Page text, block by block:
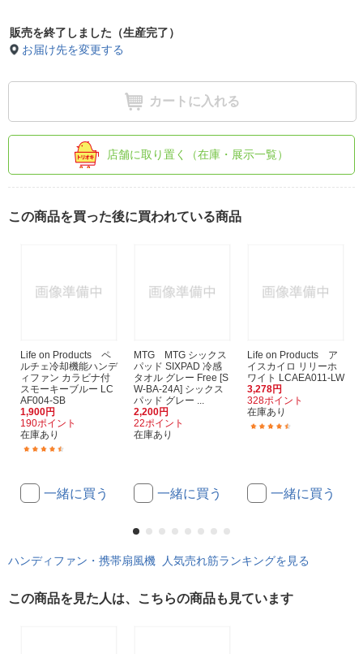
販売を終了しました（生産完了）
お届け先を変更する
カートに入れる
店舗に取り置く（在庫・展示一覧）
この商品を買った後に買われている商品
Life on Products ペ
ルチェ冷却機能ハンデ
ィファン カラビナ付
スモーキーブルー LC
AF004-SB
1,900円
190ポイント
在庫あり
一緒に買う
MTG MTG シックス
パッド SIXPAD 冷感
タオル グレー Free [S
W-BA-24A] シックス
パッド グレー ...
2,200円
22ポイント
在庫あり
一緒に買う
Life on Products ア
イスカイロ リリーホ
ワイト LCAEA011-LW
3,278円
328ポイント
在庫あり
一緒に買う
ハンディファン・携帯扇風機 人気売れ筋ランキングを見る
この商品を見た人は、こちらの商品も見ています